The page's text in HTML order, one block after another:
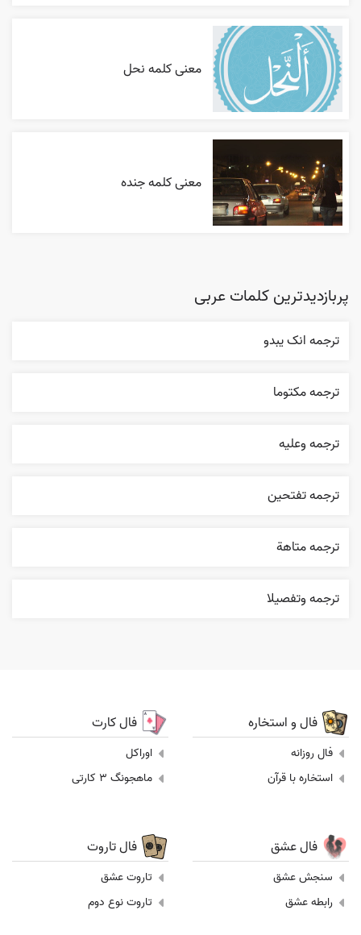
معنی کلمه نحل
معنی کلمه جنده
پربازدیدترین کلمات عربی
ترجمه انک يبدو
ترجمه مکتوما
ترجمه وعليه
ترجمه تفتحين
ترجمه متاهة
ترجمه وتفصيلا
فال و استخاره
فال روزانه
استخاره با قرآن
فال کارت
اوراکل
ماهجونگ 3 کارتی
فال عشق
سنجش عشق
رابطه عشق
فال تاروت
تاروت عشق
تاروت نوع دوم